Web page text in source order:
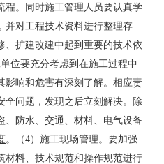
程。同时施工管理人员要认真学
并对工程技术资料进行整理存
、扩建改建中起到重要的技术依
位要充分考虑到在施工过程中
影响和危害有深刻了解。相应责
全问题，发现之后立刻解决。除
、防水、交通、材料、电气设备
。（4）施工现场管理。要加强
材料、技术规范和操作规范进行